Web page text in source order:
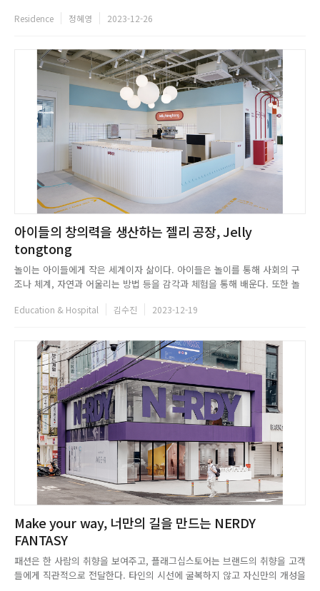
Residence 정혜영 2023-12-26
아이들의 창의력을 생산하는 젤리 공장, Jelly
tongtong
놀이는 아이들에게 작은 세계이자 삶이다. 아이들은 놀이를 통해 사회의 구
조나 체계, 자연과 어울리는 방법 등을 감각과 체험을 통해 배운다. 또한 놀
경험과 도전을 거듭하며 자신감을 갖거나 불안감을 극복하는 방법 등 다양한
Education & Hospital 김수진 2023-12-19
Make your way, 너만의 길을 만드는 NERDY
FANTASY
패션은 한 사람의 취향을 보여주고, 플래그십스토어는 브랜드의 취향을 고객
들에게 직관적으로 전달한다. 타인의 시선에 굴복하지 않고 자신만의 개성을